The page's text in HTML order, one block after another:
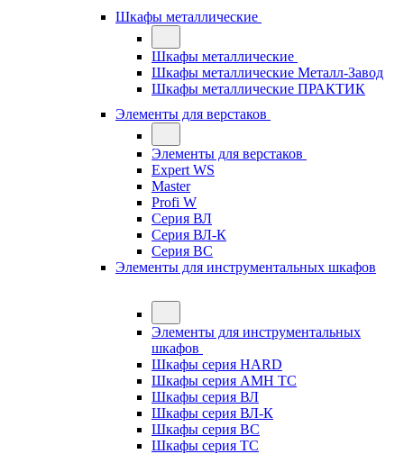
Шкафы металлические
Шкафы металлические
Шкафы металлические Металл-Завод
Шкафы металлические ПРАКТИК
Элементы для верстаков
Элементы для верстаков
Expert WS
Master
Profi W
Серия ВЛ
Серия ВЛ-К
Серия ВС
Элементы для инструментальных шкафов
Элементы для инструментальных
шкафов
Шкафы серия HARD
Шкафы серия АМН ТС
Шкафы серия ВЛ
Шкафы серия ВЛ-К
Шкафы серия ВС
Шкафы серия ТС